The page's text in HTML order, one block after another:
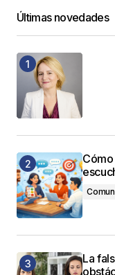
Últimas novedades
La